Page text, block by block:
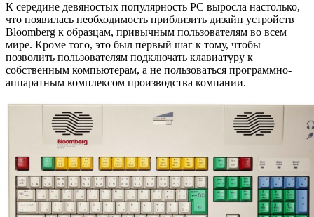
К середине девяностых популярность PC выросла настолько,
что появилась необходимость приблизить дизайн устройств
Bloomberg к образцам, привычным пользователям во всем
мире. Кроме того, это был первый шаг к тому, чтобы
позволить пользователям подключать клавиатуру к
собственным компьютерам, а не пользоваться программно-
аппаратным комплексом производства компании.